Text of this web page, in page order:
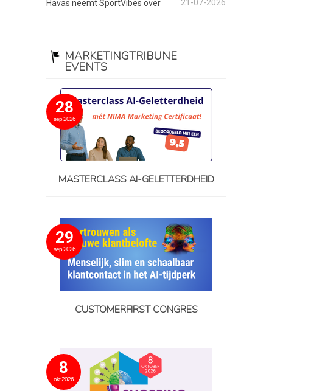
Havas neemt SportVibes over
21-07-2026
MARKETINGTRIBUNE
EVENTS
28
sep 2026
MASTERCLASS AI-GELETTERDHEID
29
sep 2026
CUSTOMERFIRST CONGRES
8
okt 2026